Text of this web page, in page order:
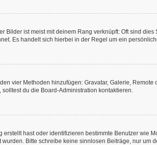
ist meist mit deinem Rang verknüpft: Oft sind
Es handelt sich hierbei in der Regel um ein
vier Methoden hinzufügen: Gravatar, Galerie,
du die Board-Administration kontaktieren.
hast oder identifizieren bestimmte Benutzer wie
Bitte schreibe keine sinnlosen Beiträge, nur